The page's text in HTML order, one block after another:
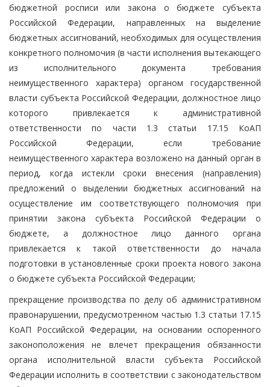
бюджетной росписи или закона о бюджете субъекта
Российской Федерации, направленных на выделение
бюджетных ассигнований, необходимых для осуществления
конкретного полномочия (в части исполнения вытекающего
из исполнительного документа требования
неимущественного характера) органом государственной
власти субъекта Российской Федерации, должностное лицо
которого привлекается к административной
ответственности по части 1.3 статьи 17.15 КоАП
Российской Федерации, если требование
неимущественного характера возложено на данный орган в
период, когда истекли сроки внесения (направления)
предложений о выделении бюджетных ассигнований на
осуществление им соответствующего полномочия при
принятии закона субъекта Российской Федерации о
бюджете, а должностное лицо данного органа
привлекается к такой ответственности до начала
подготовки в установленные сроки проекта нового закона
о бюджете субъекта Российской Федерации;
прекращение производства по делу об административном
правонарушении, предусмотренном частью 1.3 статьи 17.15
КоАП Российской Федерации, на основании оспоренного
законоположения не влечет прекращения обязанности
органа исполнительной власти субъекта Российской
Федерации исполнить в соответствии с законодательством